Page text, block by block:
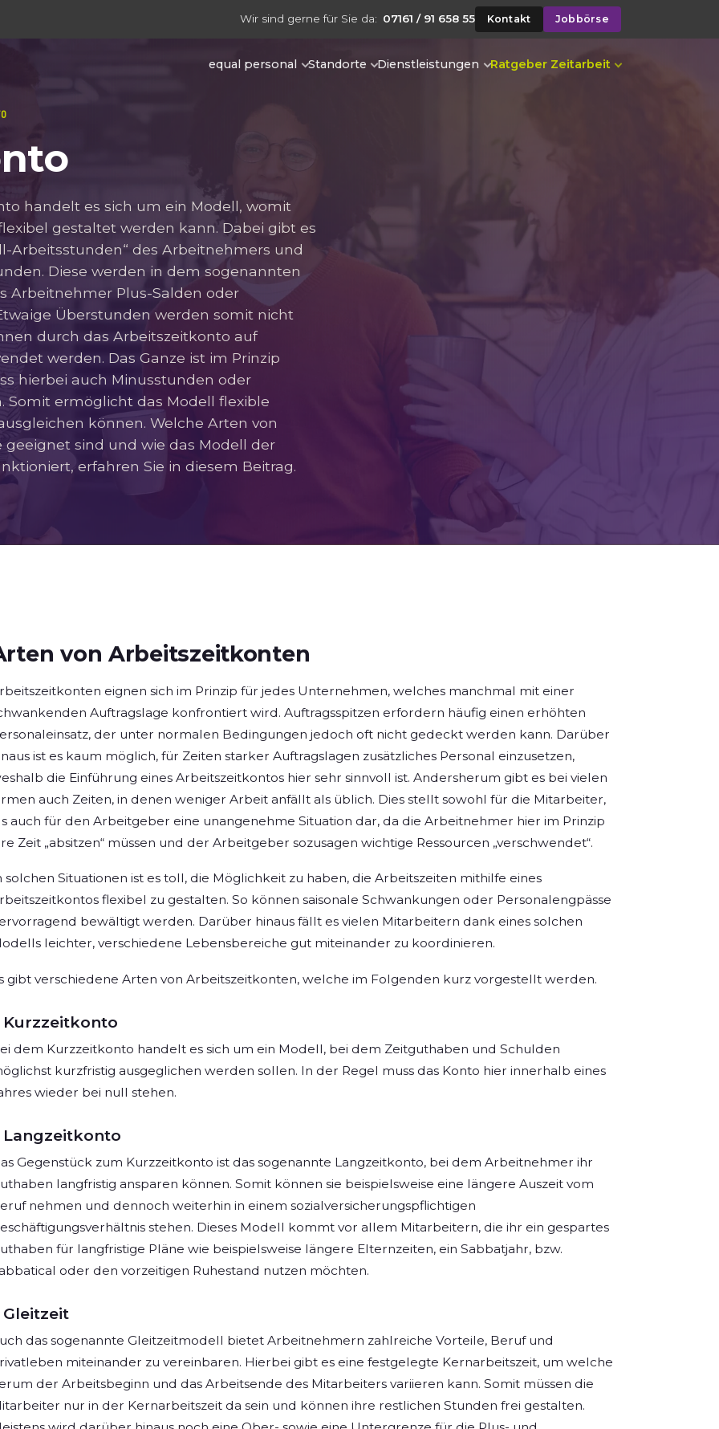
Wir sind gerne für Sie da: 07161 / 91 658 55 Kontakt Jobbörse
equal personal Standorte Dienstleistungen Ratgeber Zeitarbeit
handelt es sich um ein Modell, womit
gestaltet werden kann. Dabei gibt es
Arbeitsstunden“ des Arbeitnehmers und
Diese werden in dem sogenannten
Arbeitnehmer Plus-Salden oder
Überstunden werden somit nicht
durch das Arbeitszeitkonto auf
werden. Das Ganze ist im Prinzip
hierbei auch Minusstunden oder
Somit ermöglicht das Modell flexible
können. Welche Arten von
sind und wie das Modell der
erfahren Sie in diesem Beitrag.
von Arbeitszeitkonten
eignen sich im Prinzip für jedes Unternehmen, welches manchmal mit einer
Auftragslage konfrontiert wird. Auftragsspitzen erfordern häufig einen erhöhten
der unter normalen Bedingungen jedoch oft nicht gedeckt werden kann. Darüber
ist es kaum möglich, für Zeiten starker Auftragslagen zusätzliches Personal einzusetzen,
die Einführung eines Arbeitszeitkontos hier sehr sinnvoll ist. Andersherum gibt es bei vielen
auch Zeiten, in denen weniger Arbeit anfällt als üblich. Dies stellt sowohl für die Mitarbeiter,
auch für den Arbeitgeber eine unangenehme Situation dar, da die Arbeitnehmer hier im Prinzip
Zeit „absitzen“ müssen und der Arbeitgeber sozusagen wichtige Ressourcen „verschwendet“.
solchen Situationen ist es toll, die Möglichkeit zu haben, die Arbeitszeiten mithilfe eines
flexibel zu gestalten. So können saisonale Schwankungen oder Personalengpässe
bewältigt werden. Darüber hinaus fällt es vielen Mitarbeitern dank eines solchen
leichter, verschiedene Lebensbereiche gut miteinander zu koordinieren.
gibt verschiedene Arten von Arbeitszeitkonten, welche im Folgenden kurz vorgestellt werden.
Kurzzeitkonto
dem Kurzzeitkonto handelt es sich um ein Modell, bei dem Zeitguthaben und Schulden
kurzfristig ausgeglichen werden sollen. In der Regel muss das Konto hier innerhalb eines
wieder bei null stehen.
Langzeitkonto
Gegenstück zum Kurzzeitkonto ist das sogenannte Langzeitkonto, bei dem Arbeitnehmer ihr
langfristig ansparen können. Somit können sie beispielsweise eine längere Auszeit vom
nehmen und dennoch weiterhin in einem sozialversicherungspflichtigen
stehen. Dieses Modell kommt vor allem Mitarbeitern, die ihr ein gespartes
für langfristige Pläne wie beispielsweise längere Elternzeiten, ein Sabbatjahr, bzw.
oder den vorzeitigen Ruhestand nutzen möchten.
Gleitzeit
das sogenannte Gleitzeitmodell bietet Arbeitnehmern zahlreiche Vorteile, Beruf und
miteinander zu vereinbaren. Hierbei gibt es eine festgelegte Kernarbeitszeit, um welche
der Arbeitsbeginn und das Arbeitsende des Mitarbeiters variieren kann. Somit müssen die
nur in der Kernarbeitszeit da sein und können ihre restlichen Stunden frei gestalten.